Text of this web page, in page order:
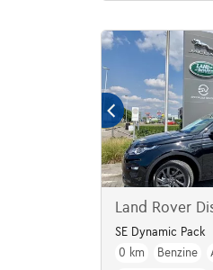
Land Rover
SE Dynamic Pack
0 km
Benzine